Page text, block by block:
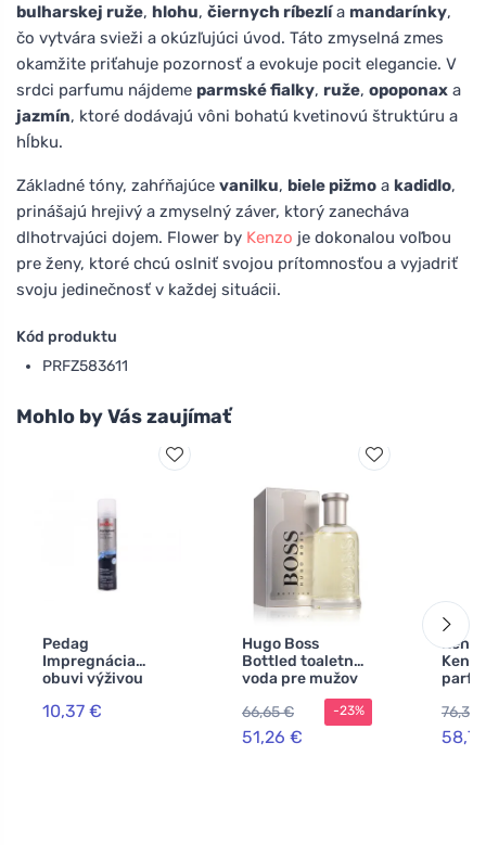
bulharskej ruže, hlohu, čiernych ríbezlía mandarínky,
čo vytvára svieži a okúzľujúci úvod. Táto zmyselná zmes
okamžite priťahuje pozornosť a evokuje pocit elegancie. V
srdci parfumu nájdeme parmské fialky, ruže, opoponax a
jazmín, ktoré dodávajú vôni bohatú kvetinovú štruktúru a
hĺbku.
Základné tóny, zahŕňajúce vanilku, biele pižmo a kadidlo,
prinášajú hrejivý a zmyselný záver, ktorý zanecháva
dlhotrvajúci dojem. Flower by Kenzo je dokonalou voľbou
pre ženy, ktoré chcú oslniť svojou prítomnosťou a vyjadriť
svoju jedinečnosť v každej situácii.
Kód produktu
PRFZ583611
Mohlo by Vás zaujímať
Pedag
Impregnácia
obuvi výživou
10,37 €
Hugo Boss
Bottled toaletná
voda pre mužov
66,65 €
51,26 €
-23%
Kenzo
100
76,38